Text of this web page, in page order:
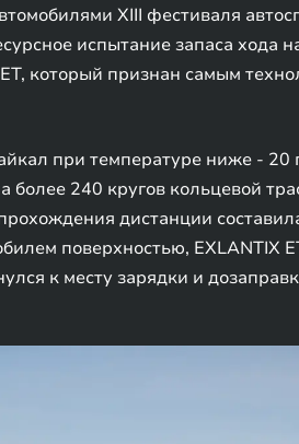
XIII фестиваля
испытание запаса хода
который признан самым
при температуре ниже - 20
более 240 кругов кольцевой
дистанции
поверхностью, EXLANTIX
к месту зарядки и